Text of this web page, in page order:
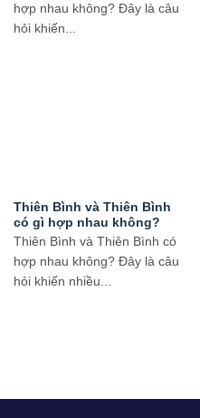
hợp nhau không? Đây là câu
hỏi khiến...
Thiên Bình và Thiên Bình
có gì hợp nhau không?
Thiên Bình và Thiên Bình có
hợp nhau không? Đây là câu
hỏi khiến nhiều...